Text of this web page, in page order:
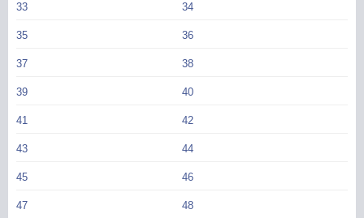
33 34
35 36
37 38
39 40
41 42
43 44
45 46
47 48